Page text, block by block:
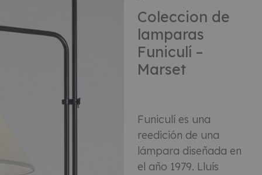
Coleccion de
lamparas
Funiculí –
Marset
Funiculí es una
reedición de una
lámpara diseñada en
el año 1979. Lluís